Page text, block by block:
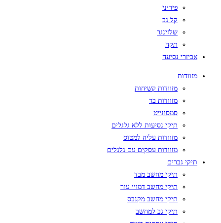
פיריני
קל גב
שלזינגר
תקה
אביזרי נסיעה
מזוודות
מזוודות קשיחות
מזוודות בד
סמסונייט
תיקי נסיעות ללא גלגלים
מזוודות עליה למטוס
מזוודות עסקים עם גלגלים
תיקי גברים
תיקי מחשב מבד
תיקי מחשב דמויי עור
תיקי מחשב מקנבס
תיקי גב למחשב